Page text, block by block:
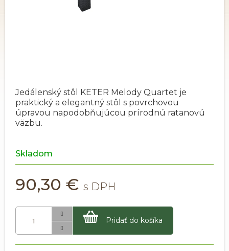
Skladom
90,30 €
Pridať do košíka
Jedálenský stôl KETER Melody Quartet je
praktický a elegantný stôl s povrchovou
úpravou napodobňujúcou prírodnú ratanovú
väzbu.